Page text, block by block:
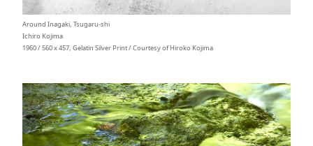
Around Inagaki, Tsugaru-shi
Ichiro Kojima
1960 / 560 x 457, Gelatin Silver Print / Courtesy of Hiroko Kojima